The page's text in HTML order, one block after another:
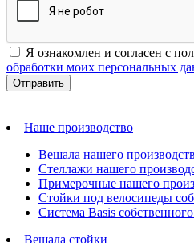
Я ознакомлен и согласен с
обработки моих персональных
Наше производство
Вешала нашего
Стеллажи нашего
Примерочные нашего
Стойки под велосипеды
Система Basis
Вешала стойки